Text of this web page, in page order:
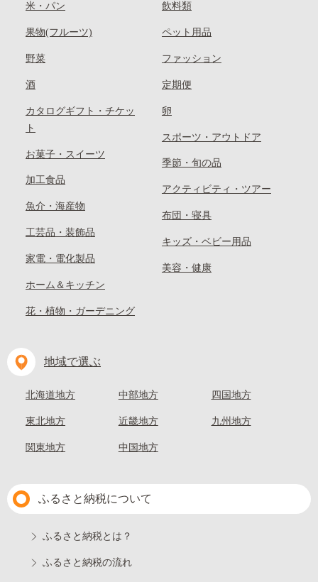
米・パン
果物(フルーツ)
野菜
酒
カタログギフト・チケッ
ト
お菓子・スイーツ
加工食品
魚介・海産物
工芸品・装飾品
家電・電化製品
ホーム＆キッチン
花・植物・ガーデニング
飲料類
ペット用品
ファッション
定期便
卵
スポーツ・アウトドア
季節・旬の品
アクティビティ・ツアー
布団・寝具
キッズ・ベビー用品
美容・健康
地域で選ぶ
北海道地方
東北地方
関東地方
中部地方
近畿地方
中国地方
四国地方
九州地方
ふるさと納税について
ふるさと納税とは？
ふるさと納税の流れ